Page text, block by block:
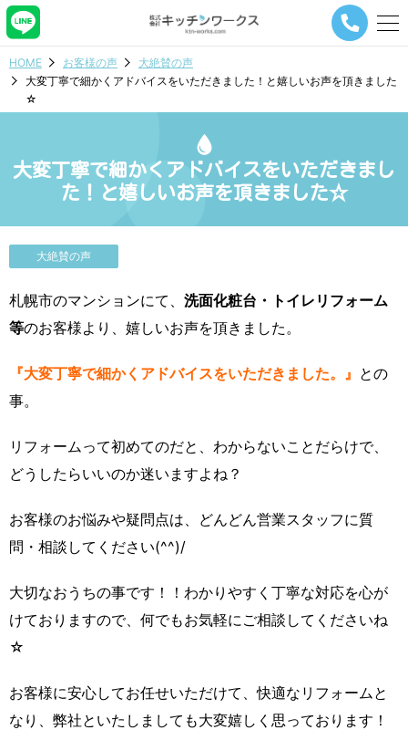
メ
ー
ビ
ョ
タ
HOME お客様の声
大絶賛の声
大変丁寧で細かくアドバイスをいただきました！と嬉しいお声を頂きました
☆
大変丁寧で細かくアドバイスをいただきまし
た！と嬉しいお声を頂きました☆
大絶賛の声
札幌市のマンションにて、 洗面化粧台・トイレリフォーム
等のお客様より、嬉しいお声を頂きました。
『大変丁寧で細かくアドバイスをいただきました。』 との
事。
リフォームって初めてのだと、わからないことだらけで、
どうしたらいいのか迷いますよね？
お客様のお悩みや疑問点は、どんどん営業スタッフに質
問・相談してください(^^)/
大切なおうちの事です！！わかりやすく丁寧な対応を心が
けておりますので、何でもお気軽にご相談してくださいね
☆
お客様に安心してお任せいただけて、快適なリフォームと
なり、弊社といたしましても大変嬉しく思っております！